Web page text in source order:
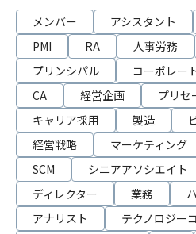
メンバー アシスタント
PMI
RA 人事労務
プリンシパル
コーポレー
CA
経営企画 プリセ
キャリア採用
製造
経営戦略
マーケティング
SCM
シニアアソシエイト
ディレクター
業務
アナリスト
テクノロジー